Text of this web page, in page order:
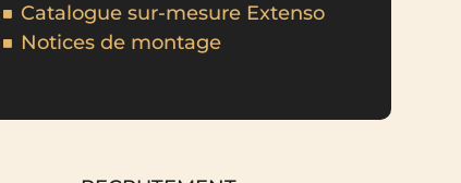
Catalogue sur-mesure Extenso
Notices de montage